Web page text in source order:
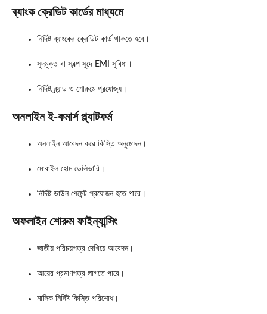
ব্যাংক ক্রেডিট কার্ডের মাধ্যমে
নির্দিষ্ট ব্যাংকের ক্রেডিট কার্ড থাকতে হবে।
সুদমুক্ত বা স্বল্প সুদে EMI সুবিধা।
নির্দিষ্ট ব্র্যান্ড ও শোরুমে প্রযোজ্য।
অনলাইন ই-কমার্স প্ল্যাটফর্ম
অনলাইন আবেদন করে কিস্তি অনুমোদন।
মোবাইল হোম ডেলিভারি।
নির্দিষ্ট ডাউন পেমেন্ট প্রয়োজন হতে পারে।
অফলাইন শোরুম ফাইন্যান্সিং
জাতীয় পরিচয়পত্র দেখিয়ে আবেদন।
আয়ের প্রমাণপত্র লাগতে পারে।
মাসিক নির্দিষ্ট কিস্তি পরিশোধ।